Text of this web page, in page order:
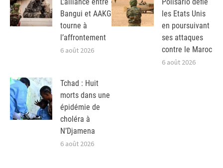
L’alliance entre
Bangui et AAKG
tourne à
l’affrontement
6 août 2026
Polisario défie
les Etats Unis
en poursuivant
ses attaques
contre le Maroc
6 août 2026
Tchad : Huit
morts dans une
épidémie de
choléra à
N’Djamena
6 août 2026